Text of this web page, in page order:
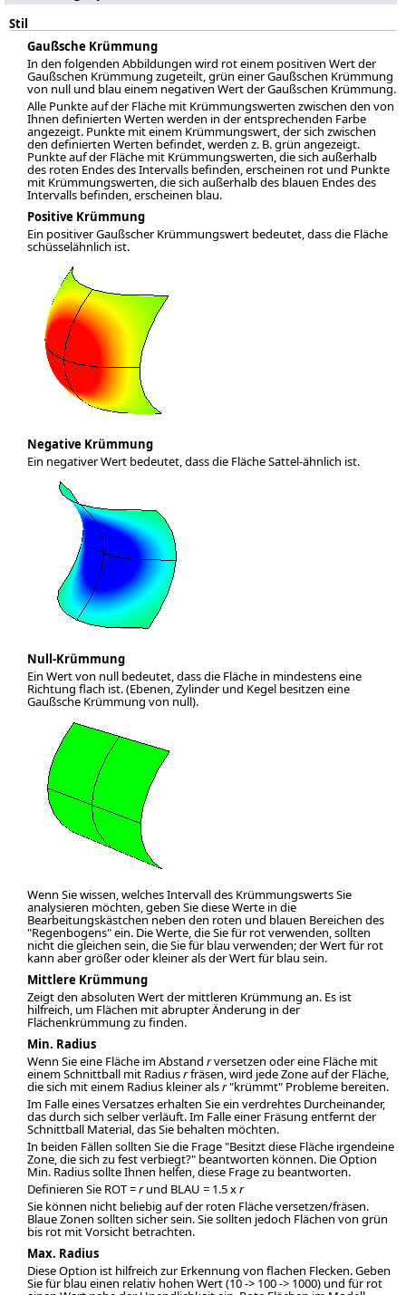
Stil
Gaußsche Krümmung
In den folgenden Abbildungen wird rot einem positiven Wert der
Gaußschen Krümmung zugeteilt, grün einer Gaußschen Krümmung
von null und blau einem negativen Wert der Gaußschen Krümmung.
Alle Punkte auf der Fläche mit Krümmungswerten zwischen den von
Ihnen definierten Werten werden in der entsprechenden Farbe
angezeigt. Punkte mit einem Krümmungswert, der sich zwischen
den definierten Werten befindet, werden z. B. grün angezeigt.
Punkte auf der Fläche mit Krümmungswerten, die sich außerhalb
des roten Endes des Intervalls befinden, erscheinen rot und Punkte
mit Krümmungswerten, die sich außerhalb des blauen Endes des
Intervalls befinden, erscheinen blau.
Positive Krümmung
Ein positiver Gaußscher Krümmungswert bedeutet, dass die Fläche
schüsselähnlich ist.
Negative Krümmung
Ein negativer Wert bedeutet, dass die Fläche Sattel-ähnlich ist.
Null-Krümmung
Ein Wert von null bedeutet, dass die Fläche in mindestens eine
Richtung flach ist. (Ebenen, Zylinder und Kegel besitzen eine
Gaußsche Krümmung von null).
Wenn Sie wissen, welches Intervall des Krümmungswerts Sie
analysieren möchten, geben Sie diese Werte in die
Bearbeitungskästchen neben den roten und blauen Bereichen des
"Regenbogens" ein. Die Werte, die Sie für rot verwenden, sollten
nicht die gleichen sein, die Sie für blau verwenden; der Wert für rot
kann aber größer oder kleiner als der Wert für blau sein.
Mittlere Krümmung
Zeigt den absoluten Wert der mittleren Krümmung an. Es ist
hilfreich, um Flächen mit abrupter Änderung in der
Flächenkrümmung zu finden.
Min. Radius
Wenn Sie eine Fläche im Abstand rversetzen oder eine Fläche mit
einem Schnittball mit Radiusrfräsen, wird jede Zone auf der Fläche,
die sich mit einem Radius kleiner alsr"krümmt" Probleme bereiten.
Im Falle eines Versatzes erhalten Sie ein verdrehtes Durcheinander,
das durch sich selber verläuft. Im Falle einer Fräsung entfernt der
Schnittball Material, das Sie behalten möchten.
In beiden Fällen sollten Sie die Frage "Besitzt diese Fläche irgendeine
Zone, die sich zu fest verbiegt?" beantworten können. Die Option
Min. Radius sollte Ihnen helfen, diese Frage zu beantworten.
Definieren Sie ROT =rund BLAU = 1.5 xr
Sie können nicht beliebig auf der roten Fläche versetzen/fräsen.
Blaue Zonen sollten sicher sein. Sie sollten jedoch Flächen von grün
bis rot mit Vorsicht betrachten.
Max. Radius
Diese Option ist hilfreich zur Erkennung von flachen Flecken. Geben
Sie für blau einen relativ hohen Wert (10 -> 100 -> 1000) und für rot